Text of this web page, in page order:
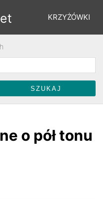
KRZYŻÓWKI
ŁAMIGŁÓWKI
o pół tonu